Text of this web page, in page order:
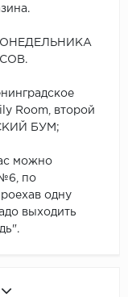
Room, второй
БУМ;
можно
по
одну
выходить